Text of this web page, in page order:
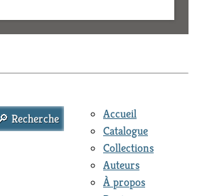
Accueil
Catalogue
Collections
Auteurs
À propos